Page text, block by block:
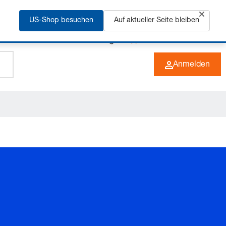
+49 (0) 6266 73-0 DE
Anmelden
US-Shop besuchen Auf aktueller Seite bleiben